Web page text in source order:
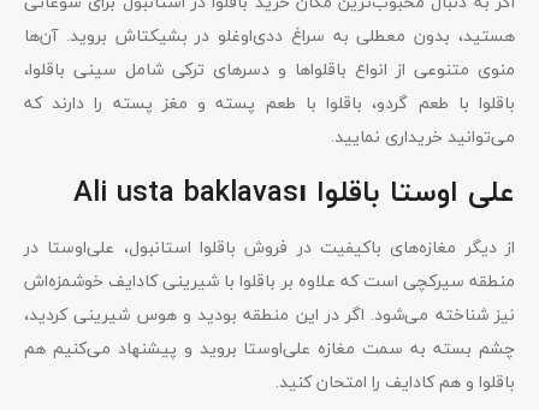
هستید، بدون معطلی به سراغ ددی‌اوغلو در بشیکتاش بروید. آن‌ها
منوی متنوعی از انواع باقلواها و دسرهای ترکی شامل سینی باقلوا،
باقلوا با طعم گردو، باقلوا با طعم پسته و مغز پسته را دارند که
می‌توانید خریداری نمایید.
علی اوستا باقلوا Ali usta baklavası
از دیگر مغازه‌های باکیفیت در فروش باقلوا استانبول، علی‌اوستا در
منطقه سیرکچی است که علاوه بر باقلوا با شیرینی کادایف خوشمزه‌اش
نیز شناخته می‌شود. اگر در این منطقه بودید و هوس شیرینی کردید،
چشم بسته به سمت مغازه علی‌اوستا بروید و پیشنهاد می‌کنیم هم
باقلوا و هم کادایف را امتحان کنید.